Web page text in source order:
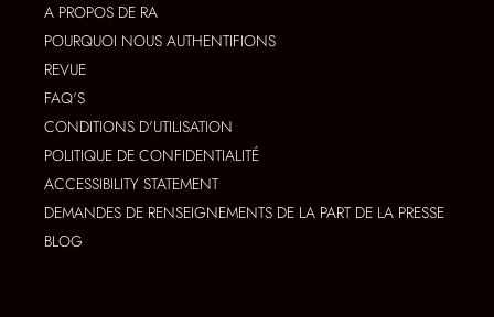
A PROPOS DE RA
POURQUOI NOUS AUTHENTIFIONS
REVUE
FAQ'S
CONDITIONS D'UTILISATION
POLITIQUE DE CONFIDENTIALITÉ
ACCESSIBILITY STATEMENT
DEMANDES DE RENSEIGNEMENTS DE LA PART DE LA PRESSE
BLOG